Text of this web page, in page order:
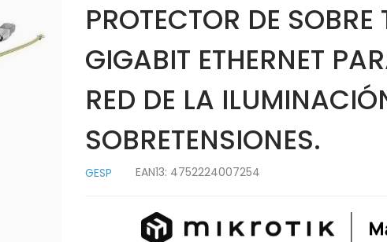
PROTECTOR DE SOBRE
GIGABIT ETHERNET
RED DE LA
SOBRETENSIONES.
GESP EAN13: 4752224007254